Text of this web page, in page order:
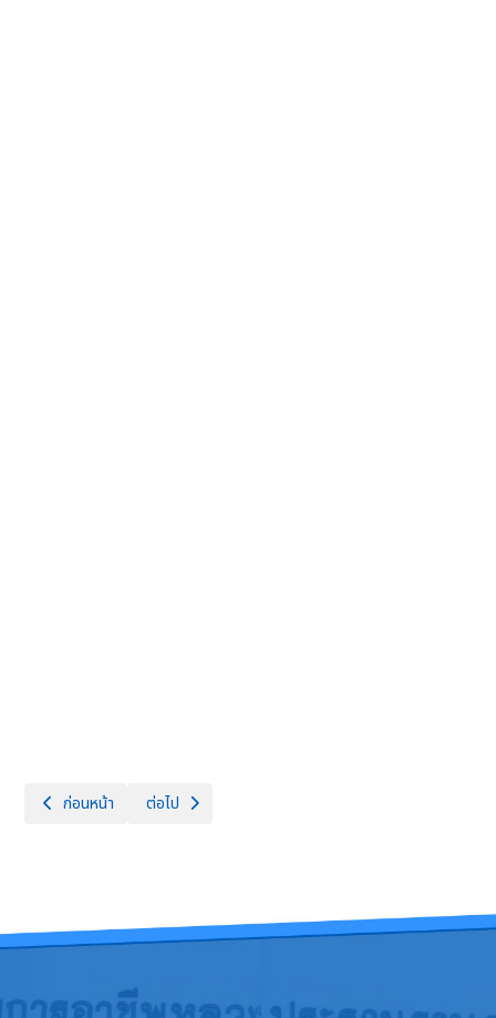
เนื้อหาก่อนหน้า: ขอแสดงความยินดีกับตัวแทนนักศึกษา แผนกวิชาช่างโยธา
ก่อนหน้า เนื้อหาถัดไป: โครงการประชุมผู้ปกครองปกครองนักเรียน
ต่อไป